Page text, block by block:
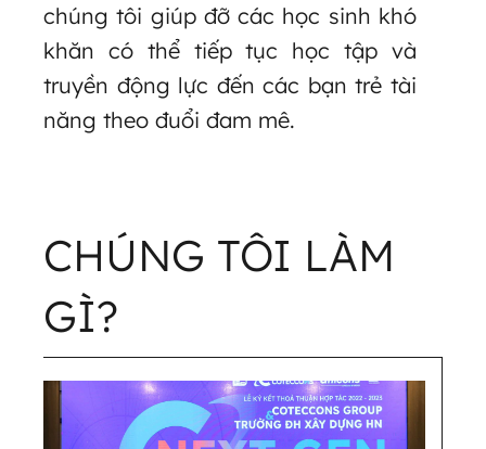
chúng tôi giúp đỡ các học sinh khó
khăn có thể tiếp tục học tập và
truyền động lực đến các bạn trẻ tài
năng theo đuổi đam mê.
CHÚNG TÔI LÀM
GÌ?